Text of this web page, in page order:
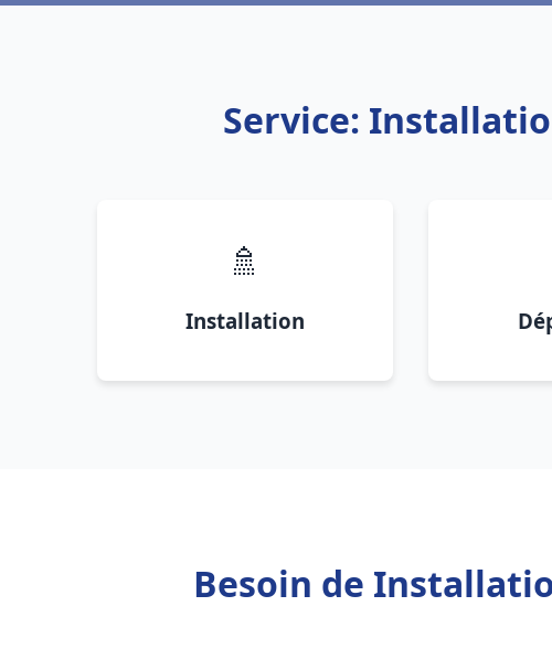
Service:
🚿
Installation
Besoin de